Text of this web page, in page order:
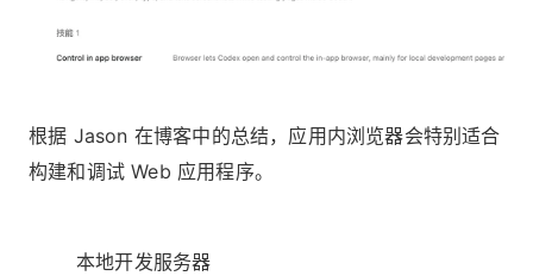
根据 Jason 在博客中的总结，应用内浏览器会特别适合
构建和调试 Web 应用程序。
本地开发服务器